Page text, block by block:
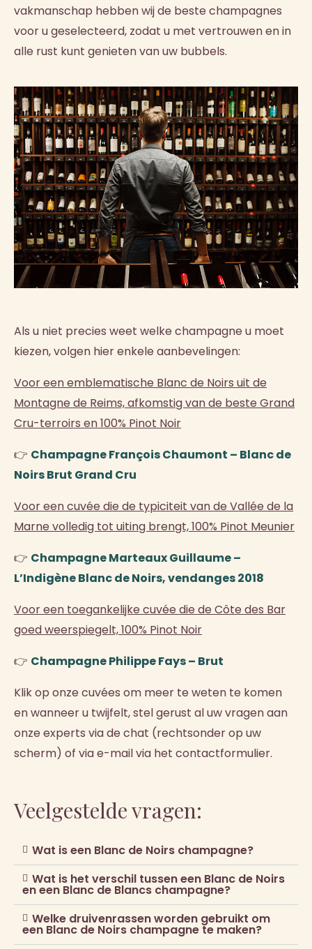
vakmanschap hebben wij de beste champagnes
voor u geselecteerd, zodat u met vertrouwen en in
alle rust kunt genieten van uw bubbels.
Als u niet precies weet welke champagne u moet
kiezen, volgen hier enkele aanbevelingen:
Voor een emblematische Blanc de Noirs uit de
Montagne de Reims, afkomstig van de beste Grand
Cru-terroirs en 100% Pinot Noir
👉 Champagne François Chaumont – Blanc de
Noirs Brut Grand Cru
Voor een cuvée die de typiciteit van de Vallée de la
Marne volledig tot uiting brengt, 100% Pinot Meunier
👉 Champagne Marteaux Guillaume –
L’Indigène Blanc de Noirs, vendanges 2018
Voor een toegankelijke cuvée die de Côte des Bar
goed weerspiegelt, 100% Pinot Noir
👉 Champagne Philippe Fays – Brut
Klik op onze cuvées om meer te weten te komen
en wanneer u twijfelt, stel gerust al uw vragen aan
onze experts via de chat (rechtsonder op uw
scherm) of via e-mail via het contactformulier.
Veelgestelde vragen:
Wat is een Blanc de Noirs champagne?
Wat is het verschil tussen een Blanc de Noirs
en een Blanc de Blancs champagne?
Welke druivenrassen worden gebruikt om
een Blanc de Noirs champagne te maken?